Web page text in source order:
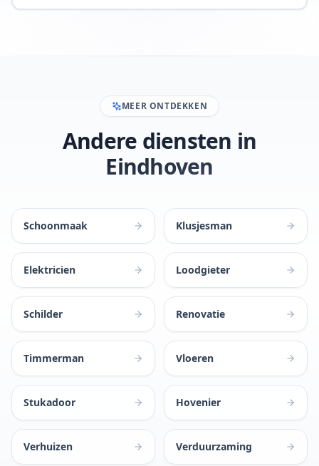
MEER ONTDEKKEN
Andere diensten in
Eindhoven
Schoonmaak Klusjesman
Elektricien Loodgieter
Schilder Renovatie
Timmerman Vloeren
Stukadoor Hovenier
Verhuizen Verduurzaming